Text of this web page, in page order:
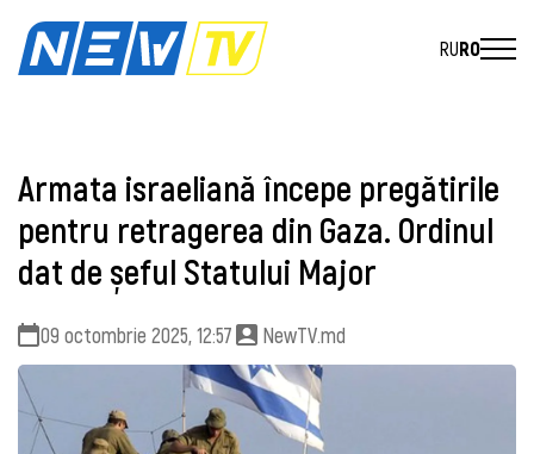
RURO
Armata israeliană începe pregătirile
pentru retragerea din Gaza. Ordinul
dat de șeful Statului Major
09 octombrie 2025, 12:57 NewTV.md